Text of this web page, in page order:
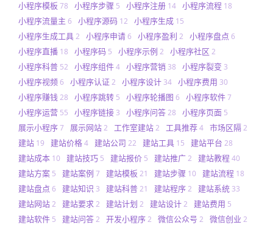
小程序模板 78 小程序步骤 5 小程序注册 14 小程序流程 18
小程序流量主 6 小程序源码 12 小程序生成 15
小程序生成工具2 小程序申请6 小程序盈利 2 小程序盘点 6
小程序直播 18 小程序码 5 小程序示例 2 小程序社区 2
小程序科普 52 小程序组件4 小程序营销 38 小程序裂变 3
小程序视频6 小程序认证2 小程序设计 34 小程序费用 30
小程序赚钱28 小程序跳转 5 小程序轮播图 6 小程序软件7
小程序运营 55 小程序链接 3 小程序问答28 小程序页面 5
展示小程序7 展示网站2 工作室建站2 工具推荐4 市场区隔2
建站 19 建站价格4 建站公司 22 建站工具 15 建站平台 28
建站成本 10 建站技巧 5 建站报价 5 建站推广2 建站教程40
建站方案 5 建站案例 7 建站模板 21 建站步骤 10 建站流程 18
建站盘点 6 建站知识 3 建站科普21 建站程序2 建站系统 33
建站网站2 建站要求2 建站计划 2 建站设计2 建站费用 5
建站软件 5 建站问答2 开发小程序2 微信公众号 2 微信创业 2